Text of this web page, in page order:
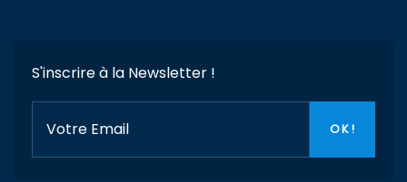
S'inscrire à la Newsletter !